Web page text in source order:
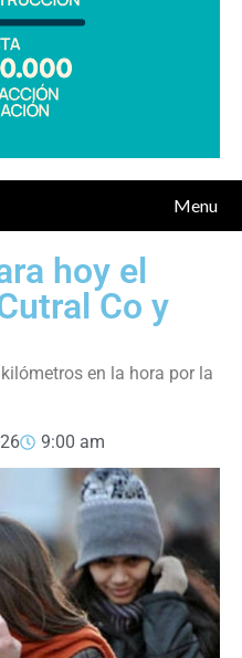
Menu
hoy el
Co y
en la hora por la
9:00 am